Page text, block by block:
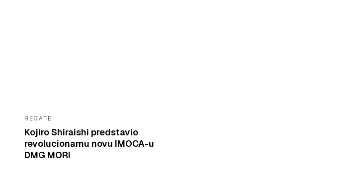
REGATE
Kojiro Shiraishi predstavio
revolucionarnu novu IMOCA-u
DMG MORI